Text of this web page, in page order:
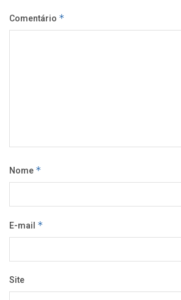
Comentário *
Nome *
E-mail *
Site